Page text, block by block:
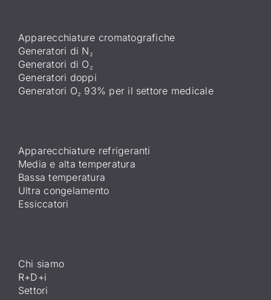
Apparecchiature cromatografiche
Generatori di N₂
Generatori di O₂
Generatori doppi
Generatori O₂ 93% per il settore medicale
Apparecchiature refrigeranti
Media e alta temperatura
Bassa temperatura
Ultra congelamento
Essiccatori
Chi siamo
R+D+i
Settori